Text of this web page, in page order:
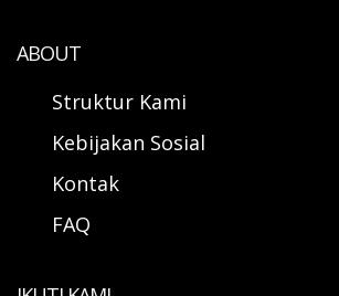
ABOUT
Struktur Kami
Kebijakan Sosial
Kontak
FAQ